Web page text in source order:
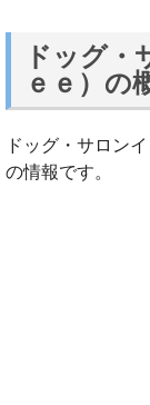
ドッグ・
ｅｅ）の
ドッグ・サロン
の情報です。